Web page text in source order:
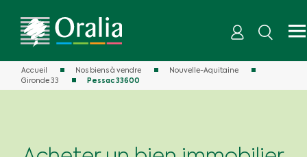
Accueil Nos biens à vendre
Nouvelle-Aquitaine
Gironde 33
Pessac 33600